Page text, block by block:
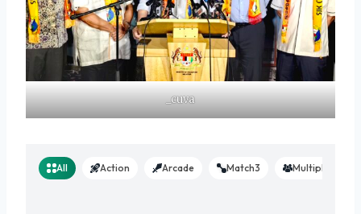
_cuva